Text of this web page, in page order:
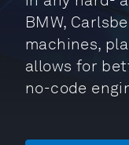
BMW,
machines,
allows for
no-code